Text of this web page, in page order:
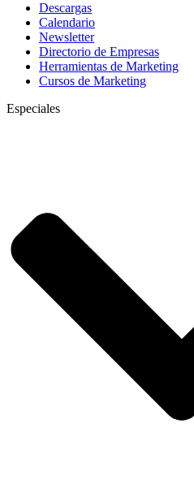
Descargas
Calendario
Newsletter
Directorio de Empresas
Herramientas de Marketing
Cursos de Marketing
Especiales